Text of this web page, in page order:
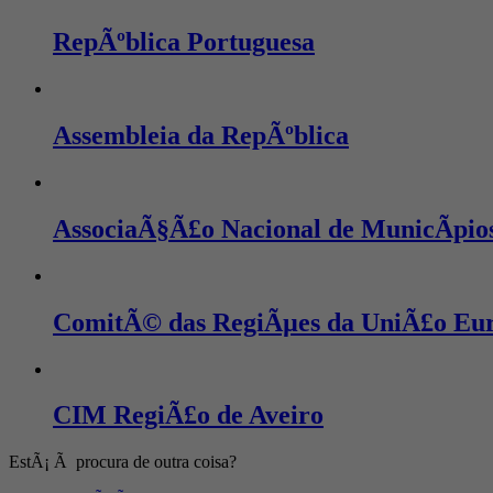
RepÃºblica Portuguesa
Assembleia da RepÃºblica
AssociaÃ§Ã£o Nacional de
ComitÃ© das RegiÃµes da UniÃ£o
CIM RegiÃ£o de Aveiro
EstÃ¡ Ã procura de outra coisa?